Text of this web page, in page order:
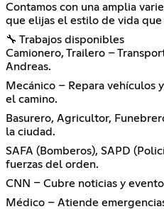
Contamos con una amplia
que elijas el estilo de vida que
🔧 Trabajos disponibles
Camionero, Trailero –
Andreas.
Mecánico – Repara vehículos
el camino.
Basurero, Agricultor,
la ciudad.
SAFA (Bomberos), SAPD
fuerzas del orden.
CNN – Cubre noticias y
Médico – Atiende